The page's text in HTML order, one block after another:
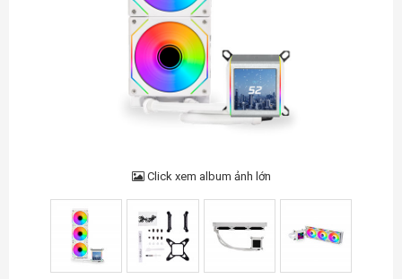
Click xem album ảnh lớn